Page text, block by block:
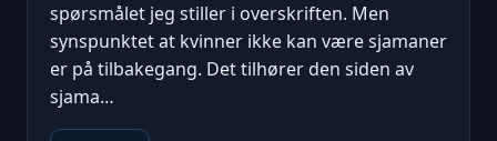
spørsmålet jeg stiller i overskriften. Men
synspunktet at kvinner ikke kan være sjamaner
er på tilbakegang. Det tilhører den siden av
sjama…